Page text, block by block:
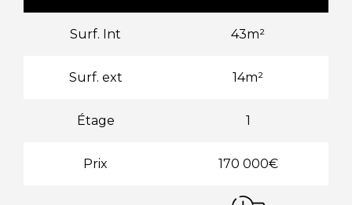
Surf. Int 43m²
Surf. ext 14m²
Étage 1
Prix 170 000€